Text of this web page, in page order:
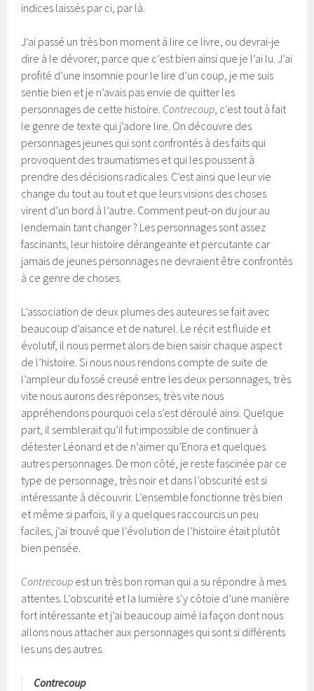
indices laissés par ci, par là.
J’ai passé un très bon moment à lire ce livre, ou devrai-je
dire à le dévorer, parce que c’est bien ainsi que je l’ai lu. J’ai
profité d’une insomnie pour le lire d’un coup, je me suis
sentie bien et je n’avais pas envie de quitter les
personnages de cette histoire. Contrecoup, c’est tout à fait
le genre de texte qui j’adore lire. On découvre des
personnages jeunes qui sont confrontés à des faits qui
provoquent des traumatismes et qui les poussent à
prendre des décisions radicales. C’est ainsi que leur vie
change du tout au tout et que leurs visions des choses
virent d’un bord à l’autre. Comment peut-on du jour au
lendemain tant changer ? Les personnages sont assez
fascinants, leur histoire dérangeante et percutante car
jamais de jeunes personnages ne devraient être confrontés
à ce genre de choses.
L’association de deux plumes des auteures se fait avec
beaucoup d’aisance et de naturel. Le récit est fluide et
évolutif, il nous permet alors de bien saisir chaque aspect
de l’histoire. Si nous nous rendons compte de suite de
l’ampleur du fossé creusé entre les deux personnages, très
vite nous aurons des réponses, très vite nous
appréhendons pourquoi cela s’est déroulé ainsi. Quelque
part, il semblerait qu’il fut impossible de continuer à
détester Léonard et de n’aimer qu’Enora et quelques
autres personnages. De mon côté, je reste fascinée par ce
type de personnage, très noir et dans l’obscurité est si
intéressante à découvrir. L’ensemble fonctionne très bien
et même si parfois, il y a quelques raccourcis un peu
faciles, j’ai trouvé que l’évolution de l’histoire était plutôt
bien pensée.
Contrecoup est un très bon roman qui a su répondre à mes
attentes. L’obscurité et la lumière s’y côtoie d’une manière
fort intéressante et j’ai beaucoup aimé la façon dont nous
allons nous attacher aux personnages qui sont si différents
les uns des autres.
Contrecoup